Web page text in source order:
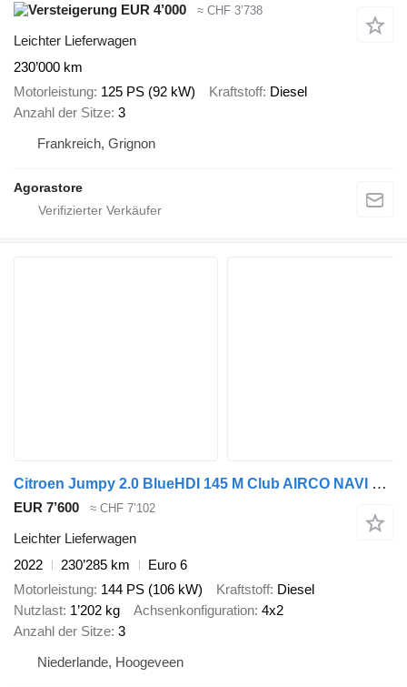
EUR 4’000
≈ CHF 3’738
Leichter Lieferwagen
230’000 km
Motorleistung 125 PS (92 kW) Kraftstoff Diesel
Anzahl der Sitze 3
Frankreich, Grignon
Agorastore
Citroen Jumpy 2.0 BlueHDI 145 M Club AIRCO NAVI CRUISE CAMERA
EUR 7’600 ≈ CHF 7’102
Leichter Lieferwagen
2022
230’285 km
Euro 6
Motorleistung 144 PS (106 kW) Kraftstoff Diesel
Nutzlast 1’202 kg Achsenkonfiguration 4x2
Anzahl der Sitze 3
Niederlande, Hoogeveen